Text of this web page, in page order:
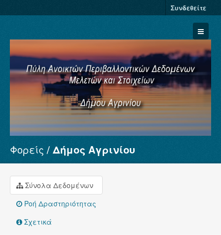
Συνδεθείτε
Σύνολα Δεδομένων
Φορείς
Ομάδες
Σχετικά
Φορείς Δήμος Αγρινίου
Σύνολα Δεδομένων
Ροή Δραστηριότητας
Σχετικά